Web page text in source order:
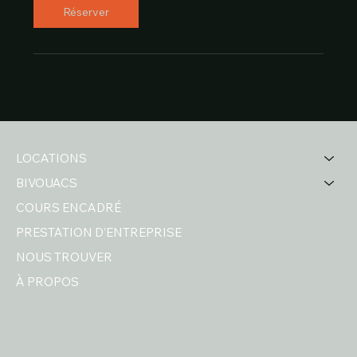
Réserver
LOCATIONS
BIVOUACS
COURS ENCADRÉ
PRESTATION D'ENTREPRISE
NOUS TROUVER
À PROPOS